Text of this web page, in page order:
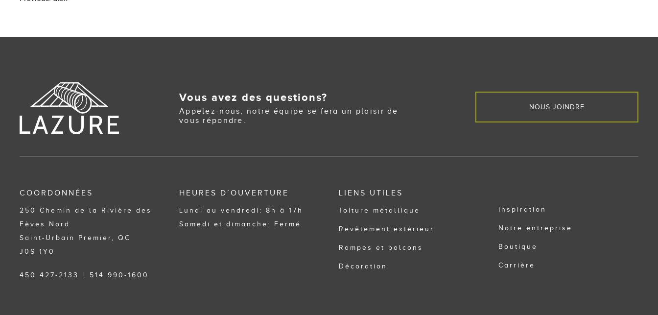
Vous avez des questions?
Appelez-nous, notre équipe se fera un plaisir de
vous répondre.
NOUS JOINDRE
COORDONNÉES
250 Chemin de la Rivière des
Fèves Nord
Saint-Urbain Premier, QC
J0S 1Y0
450 427-2133 514 990-1600
HEURES D’OUVERTURE
Lundi au vendredi: 8h à 17h
Samedi et dimanche: Fermé
LIENS UTILES
Toiture métallique
Revêtement extérieur
Rampes et balcons
Décoration
Inspiration
Notre entreprise
Boutique
Carrière